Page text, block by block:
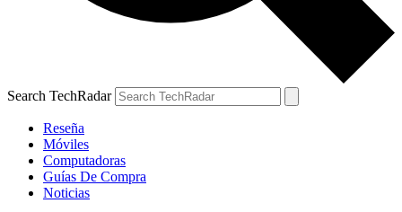
Search TechRadar
Reseña
Móviles
Computadoras
Guías De Compra
Noticias